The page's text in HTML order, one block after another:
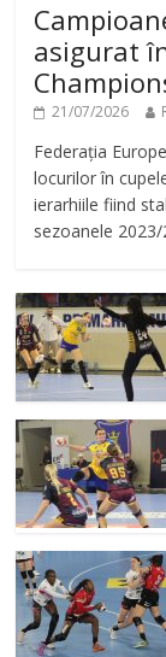
asigurat
21/07/2026
Federația
locurilor în
ierarhiile fiind
sezoanele